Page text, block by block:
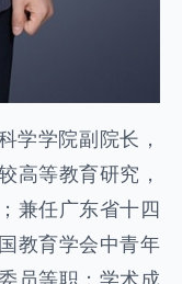
学学院副院长，
高等教育研究，
兼任广东省十四
教育学会中青年
员等职；学术成